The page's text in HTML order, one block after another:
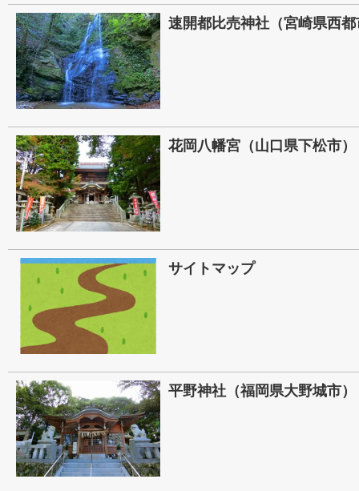
速開都比売神社（宮崎県西
花岡八幡宮（山口県下松市）
サイトマップ
平野神社（福岡県大野城市）